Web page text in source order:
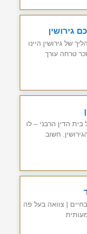
גירושין
של גירושין היינו
טרחה עורך
הדין הרבני – לו
חשוב
| צוואה בעל פה